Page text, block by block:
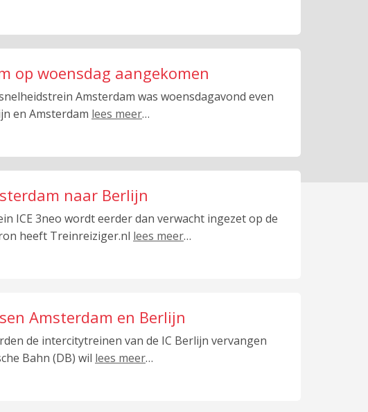
op woensdag aangekomen
Amsterdam was woensdagavond even
en Amsterdam lees meer…
naar Berlijn
ICE 3neo wordt eerder dan verwacht ingezet op de
heeft Treinreiziger.nl lees meer…
Amsterdam en Berlijn
de intercitytreinen van de IC Berlijn vervangen
Bahn (DB) wil lees meer…